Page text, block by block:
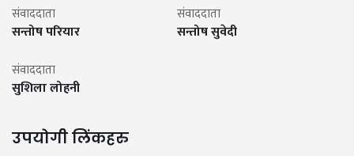
संवाददाता
सन्तोष परियार
संवाददाता
सन्तोष सुवेदी
संवाददाता
सुशिला लोहनी
उपयोगी लिंकहरु